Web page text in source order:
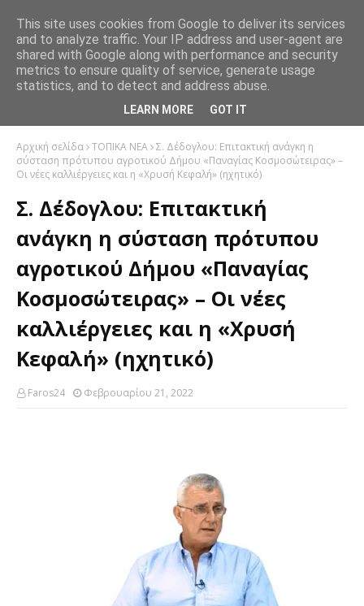
Αρχική σελίδα ΤΟΠΙΚΑ ΝΕΑ Σ. Δέδογλου: Επιτακτική ανάγκη η
σύσταση πρότυπου αγροτικού Δήμου «Παναγίας Κοσμοσώτειρας» –
Οι νέες καλλιέργειες και η «Χρυσή Κεφαλή» (ηχητικό)
Σ. Δέδογλου: Επιτακτική
ανάγκη η σύσταση πρότυπου
αγροτικού Δήμου «Παναγίας
Κοσμοσώτειρας» – Οι νέες
καλλιέργειες και η «Χρυσή
Κεφαλή» (ηχητικό)
Faros24 Φεβρουαρίου 21, 2022
This site uses cookies from Google to deliver its services
and to analyze traffic. Your IP address and user-agent are
shared with Google along with performance and security
metrics to ensure quality of service, generate usage
statistics, and to detect and address abuse.
LEARN MORE GOT IT